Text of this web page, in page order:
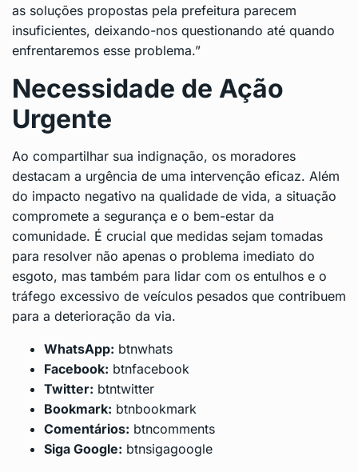
as soluções propostas pela prefeitura parecem
insuficientes, deixando-nos questionando até quando
enfrentaremos esse problema.”
Necessidade de Ação
Urgente
Ao compartilhar sua indignação, os moradores
destacam a urgência de uma intervenção eficaz. Além
do impacto negativo na qualidade de vida, a situação
compromete a segurança e o bem-estar da
comunidade. É crucial que medidas sejam tomadas
para resolver não apenas o problema imediato do
esgoto, mas também para lidar com os entulhos e o
tráfego excessivo de veículos pesados que contribuem
para a deterioração da via.
WhatsApp: btnwhats
Facebook: btnfacebook
Twitter: btntwitter
Bookmark: btnbookmark
Comentários: btncomments
Siga Google: btnsigagoogle